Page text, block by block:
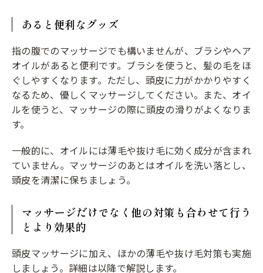
あると便利なグッズ
指の腹でのマッサージでも構いませんが、ブラシやヘア
オイルがあると便利です。ブラシを使うと、髪の毛をほ
ぐしやすくなります。ただし、頭皮に力がかかりやすく
なるため、優しくマッサージしてください。また、オイ
ルを使うと、マッサージの際に頭皮の滑りがよくなりま
す。
一般的に、オイルには薄毛や抜け毛に効く成分が含まれ
ていません。マッサージのあとはオイルを洗い落とし、
頭皮を清潔に保ちましょう。
マッサージだけでなく他の対策も合わせて行う
とより効果的
頭皮マッサージに加え、ほかの薄毛や抜け毛対策も実施
しましょう。詳細は以降で解説します。